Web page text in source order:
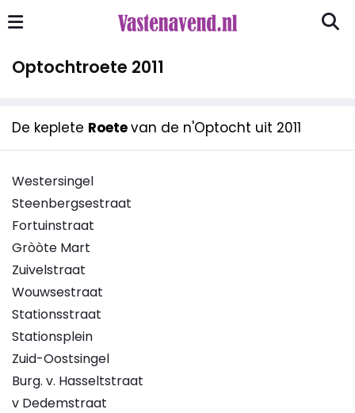
Optochtroete 2011
De keplete Roetevan de n'Optocht uit 2011
Westersingel
Steenbergsestraat
Fortuinstraat
Gròòte Mart
Zuivelstraat
Wouwsestraat
Stationsstraat
Stationsplein
Zuid-Oostsingel
Burg. v. Hasseltstraat
v Dedemstraat